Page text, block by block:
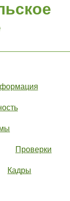
Проверки
Кадры